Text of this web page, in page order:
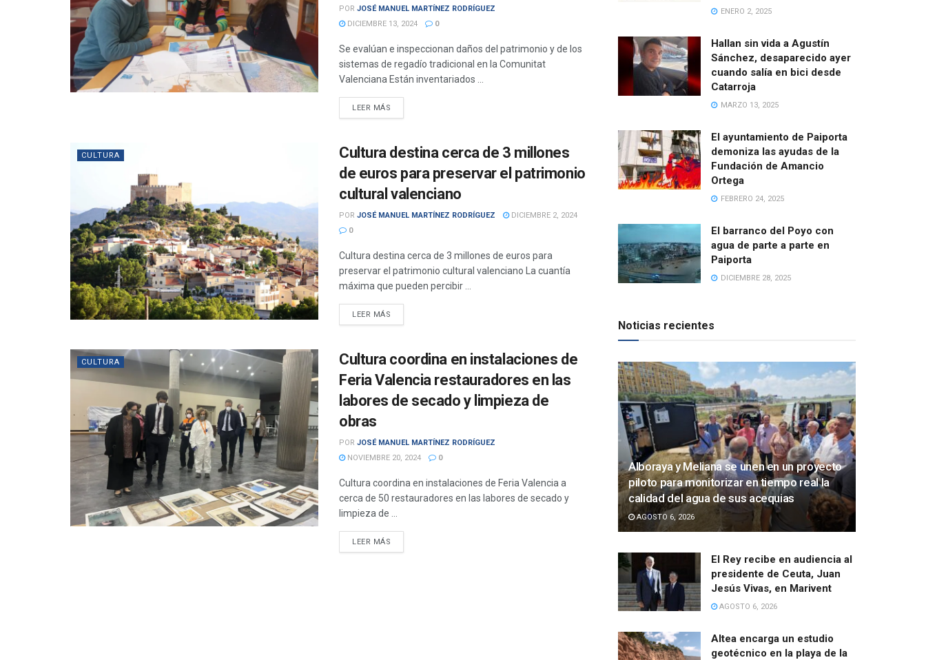
POR JOSÉ MANUEL MARTÍNEZ RODRÍGUEZ
DICIEMBRE 13, 2024
0
Se evalúan e inspeccionan daños del patrimonio y de los
sistemas de regadío tradicional en la Comunitat
Valenciana Están inventariados ...
LEER MÁS
CULTURA
Cultura destina cerca de 3 millones
de euros para preservar el patrimonio
cultural valenciano
POR JOSÉ MANUEL MARTÍNEZ RODRÍGUEZ
DICIEMBRE 2, 2024
0
Cultura destina cerca de 3 millones de euros para
preservar el patrimonio cultural valenciano La cuantía
máxima que pueden percibir ...
LEER MÁS
CULTURA
Cultura coordina en instalaciones de
Feria Valencia restauradores en las
labores de secado y limpieza de
obras
POR JOSÉ MANUEL MARTÍNEZ RODRÍGUEZ
NOVIEMBRE 20, 2024
0
Cultura coordina en instalaciones de Feria Valencia a
cerca de 50 restauradores en las labores de secado y
limpieza de ...
LEER MÁS
ENERO 2, 2025
Hallan sin vida a Agustín
Sánchez, desaparecido ayer
cuando salía en bici desde
Catarroja
MARZO 13, 2025
El ayuntamiento de Paiporta
demoniza las ayudas de la
Fundación de Amancio
Ortega
FEBRERO 24, 2025
El barranco del Poyo con
agua de parte a parte en
Paiporta
DICIEMBRE 28, 2025
Noticias recientes
Alboraya y Meliana se unen en un proyecto
piloto para monitorizar en tiempo real la
calidad del agua de sus acequias
AGOSTO 6, 2026
El Rey recibe en audiencia al
presidente de Ceuta, Juan
Jesús Vivas, en Marivent
AGOSTO 6, 2026
Altea encarga un estudio
geotécnico en la playa de la